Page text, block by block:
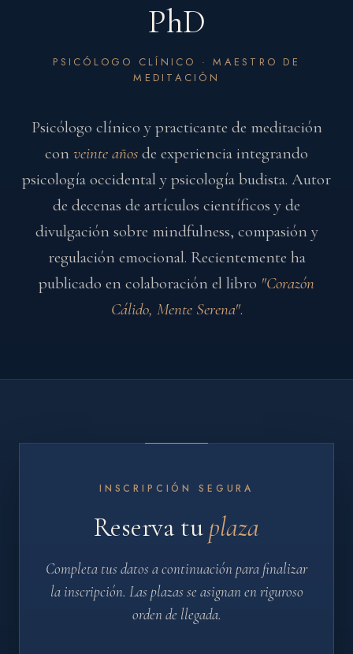
PhD
PSICÓLOGO CLÍNICO · MAESTRO DE
MEDITACIÓN
Psicólogo clínico y practicante de meditación
con veinte años de experiencia integrando
psicología occidental y psicología budista. Autor
de decenas de artículos científicos y de
divulgación sobre mindfulness, compasión y
regulación emocional. Recientemente ha
publicado en colaboración el libro "Corazón
Cálido, Mente Serena".
INSCRIPCIÓN SEGURA
Reserva tuplaza
Completa tus datos a continuación para finalizar
la inscripción. Las plazas se asignan en riguroso
orden de llegada.